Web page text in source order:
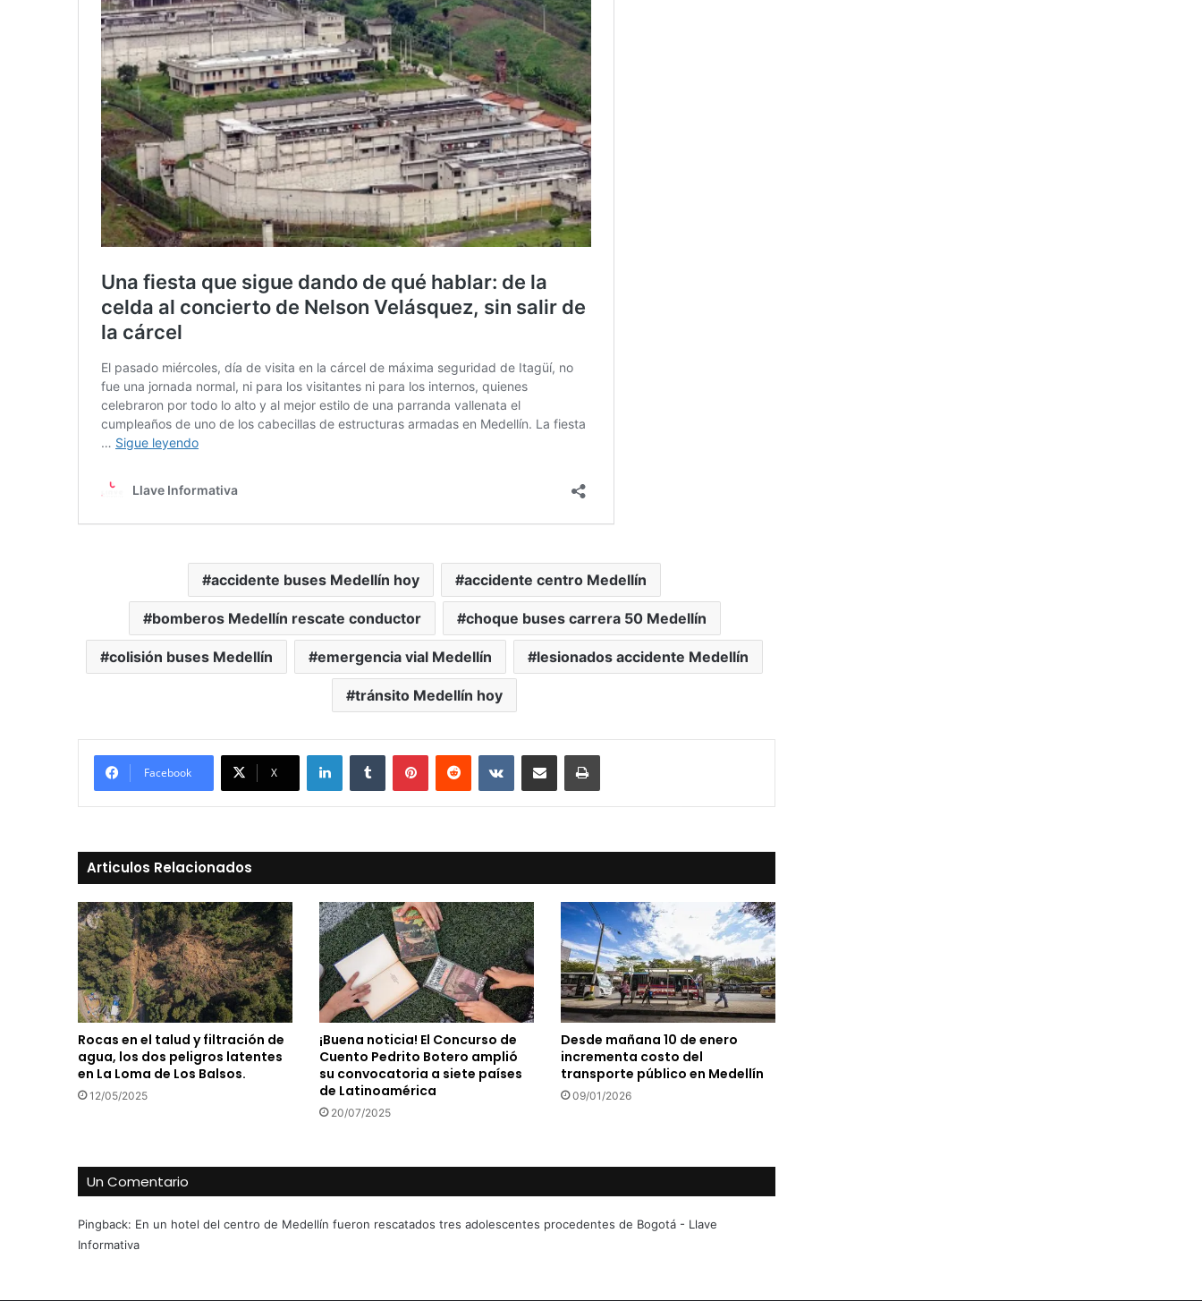
accidente buses Medellín hoy accidente centro Medellín
bomberos Medellín rescate conductor choque buses carrera 50 Medellín
colisión buses Medellín emergencia vial Medellín lesionados accidente Medellín
tránsito Medellín hoy
Facebook X
LinkedInTumblr PinterestReddit VKontakte
Compartir vía Mail Print
Articulos Relacionados
Rocas en el talud y filtración de
agua, los dos peligros latentes
en La Loma de Los Balsos.
12/05/2025
¡Buena noticia! El Concurso de
Cuento Pedrito Botero amplió
su convocatoria a siete países
de Latinoamérica
20/07/2025
Desde mañana 10 de enero
incrementa costo del
transporte público en Medellín
09/01/2026
Un Comentario
Pingback: En un hotel del centro de Medellín fueron rescatados tres adolescentes procedentes de Bogotá - Llave
Informativa